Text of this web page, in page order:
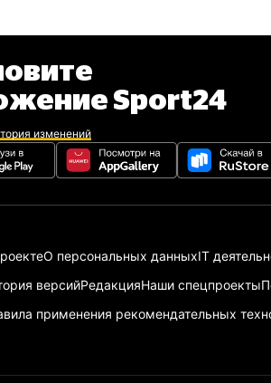
Sport24
изменений
О персональных данныхIT
версийРедакцияНаши спецпроекты
применения рекомендательных